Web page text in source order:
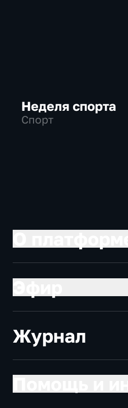
Неделя спорта
Спорт
Журнал